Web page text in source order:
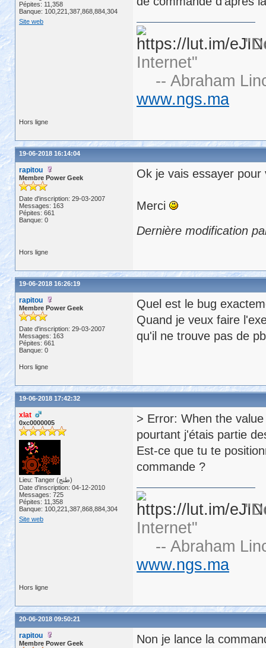
Pépites: 11,358
Banque: 100,221,387,868,884,304
Site web
Internet"
-- Abraham
www.ngs.ma
Hors ligne
19-06-2018 16:14:04
rapitou
Membre Power Geek
Date d'inscription: 29-03-2007
Messages: 163
Pépites: 661
Banque: 0
Ok je vais essayer
Merci
Dernière modification
Hors ligne
19-06-2018 16:26:19
rapitou
Membre Power Geek
Date d'inscription: 29-03-2007
Messages: 163
Pépites: 661
Banque: 0
Quel est le bug
Quand je veux faire
qu'il ne trouve pas de
Hors ligne
19-06-2018 17:42:32
xlat
0xc0000005
Lieu: Tanger (طنج)
Date d'inscription: 04-12-2010
Messages: 725
Pépites: 11,358
Banque: 100,221,387,868,884,304
Site web
> Error: When the
pourtant j'étais partie
Est-ce que tu te
commande ?
Internet"
-- Abraham
www.ngs.ma
Hors ligne
20-06-2018 09:50:21
rapitou
Membre Power Geek
Non je lance la